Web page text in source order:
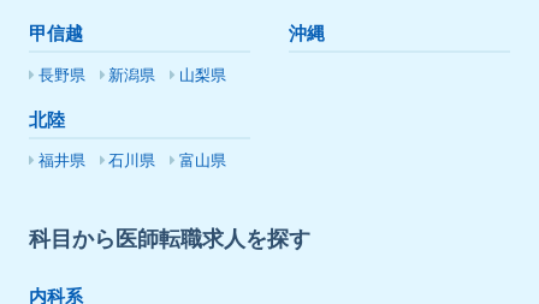
甲信越
長野県 新潟県 山梨県
北陸
福井県 石川県 富山県
沖縄
科目から医師転職求人を探す
内科系